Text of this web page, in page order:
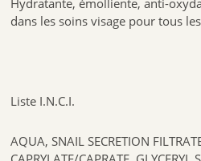
Hydratante, émolliente, anti-
dans les soins visage pour tous
Liste I.N.C.I.
AQUA, SNAIL SECRETION